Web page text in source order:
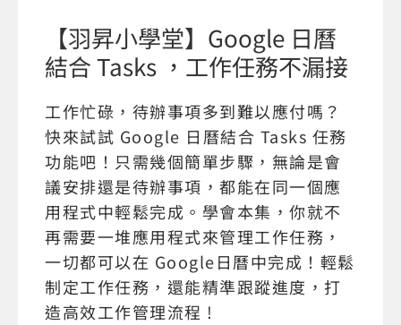
【羽昇小學堂】Google 日曆
結合 Tasks ，工作任務不漏接
工作忙碌，待辦事項多到難以應付嗎？
快來試試 Google 日曆結合 Tasks 任務
功能吧！只需幾個簡單步驟，無論是會
議安排還是待辦事項，都能在同一個應
用程式中輕鬆完成。學會本集，你就不
再需要一堆應用程式來管理工作任務，
一切都可以在 Google日曆中完成！輕鬆
制定工作任務，還能精準跟蹤進度，打
造高效工作管理流程 !